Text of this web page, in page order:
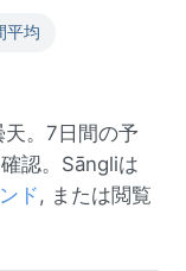
平均
。7日間の予
認。Sāngliは
ド, または閲覧